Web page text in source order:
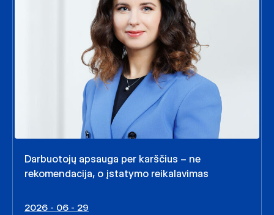
Darbuotojų apsauga per karščius – ne
rekomendacija, o įstatymo reikalavimas
2026 - 06 - 29